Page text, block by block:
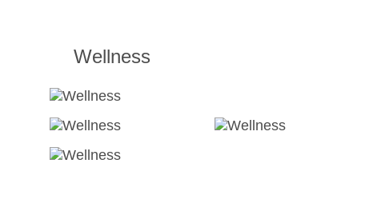
Wellness